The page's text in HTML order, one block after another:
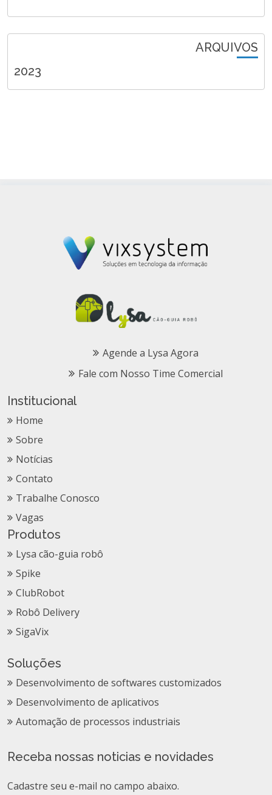
ARQUIVOS
2023
Agende a Lysa Agora
Fale com Nosso Time Comercial
Institucional
Home
Sobre
Notícias
Contato
Trabalhe Conosco
Vagas
Produtos
Lysa cão-guia robô
Spike
ClubRobot
Robô Delivery
SigaVix
Soluções
Desenvolvimento de softwares customizados
Desenvolvimento de aplicativos
Automação de processos industriais
Receba nossas noticias e novidades
Cadastre seu e-mail no campo abaixo.